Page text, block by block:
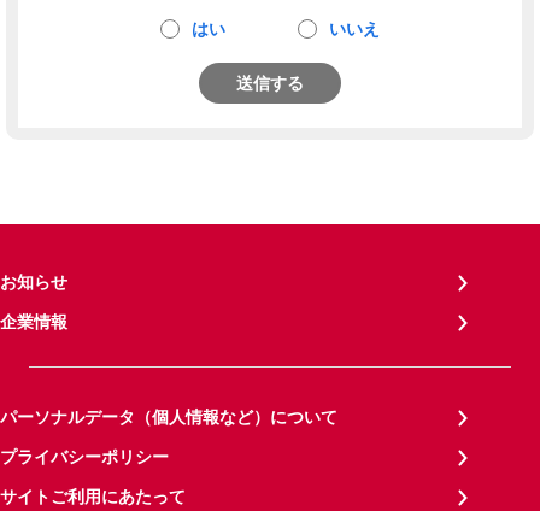
はい いいえ
送信する
お知らせ
企業情報
パーソナルデータ（個人情報など）について
プライバシーポリシー
サイトご利用にあたって